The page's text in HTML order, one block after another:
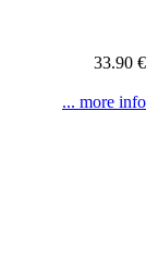
33.90 €
... more info